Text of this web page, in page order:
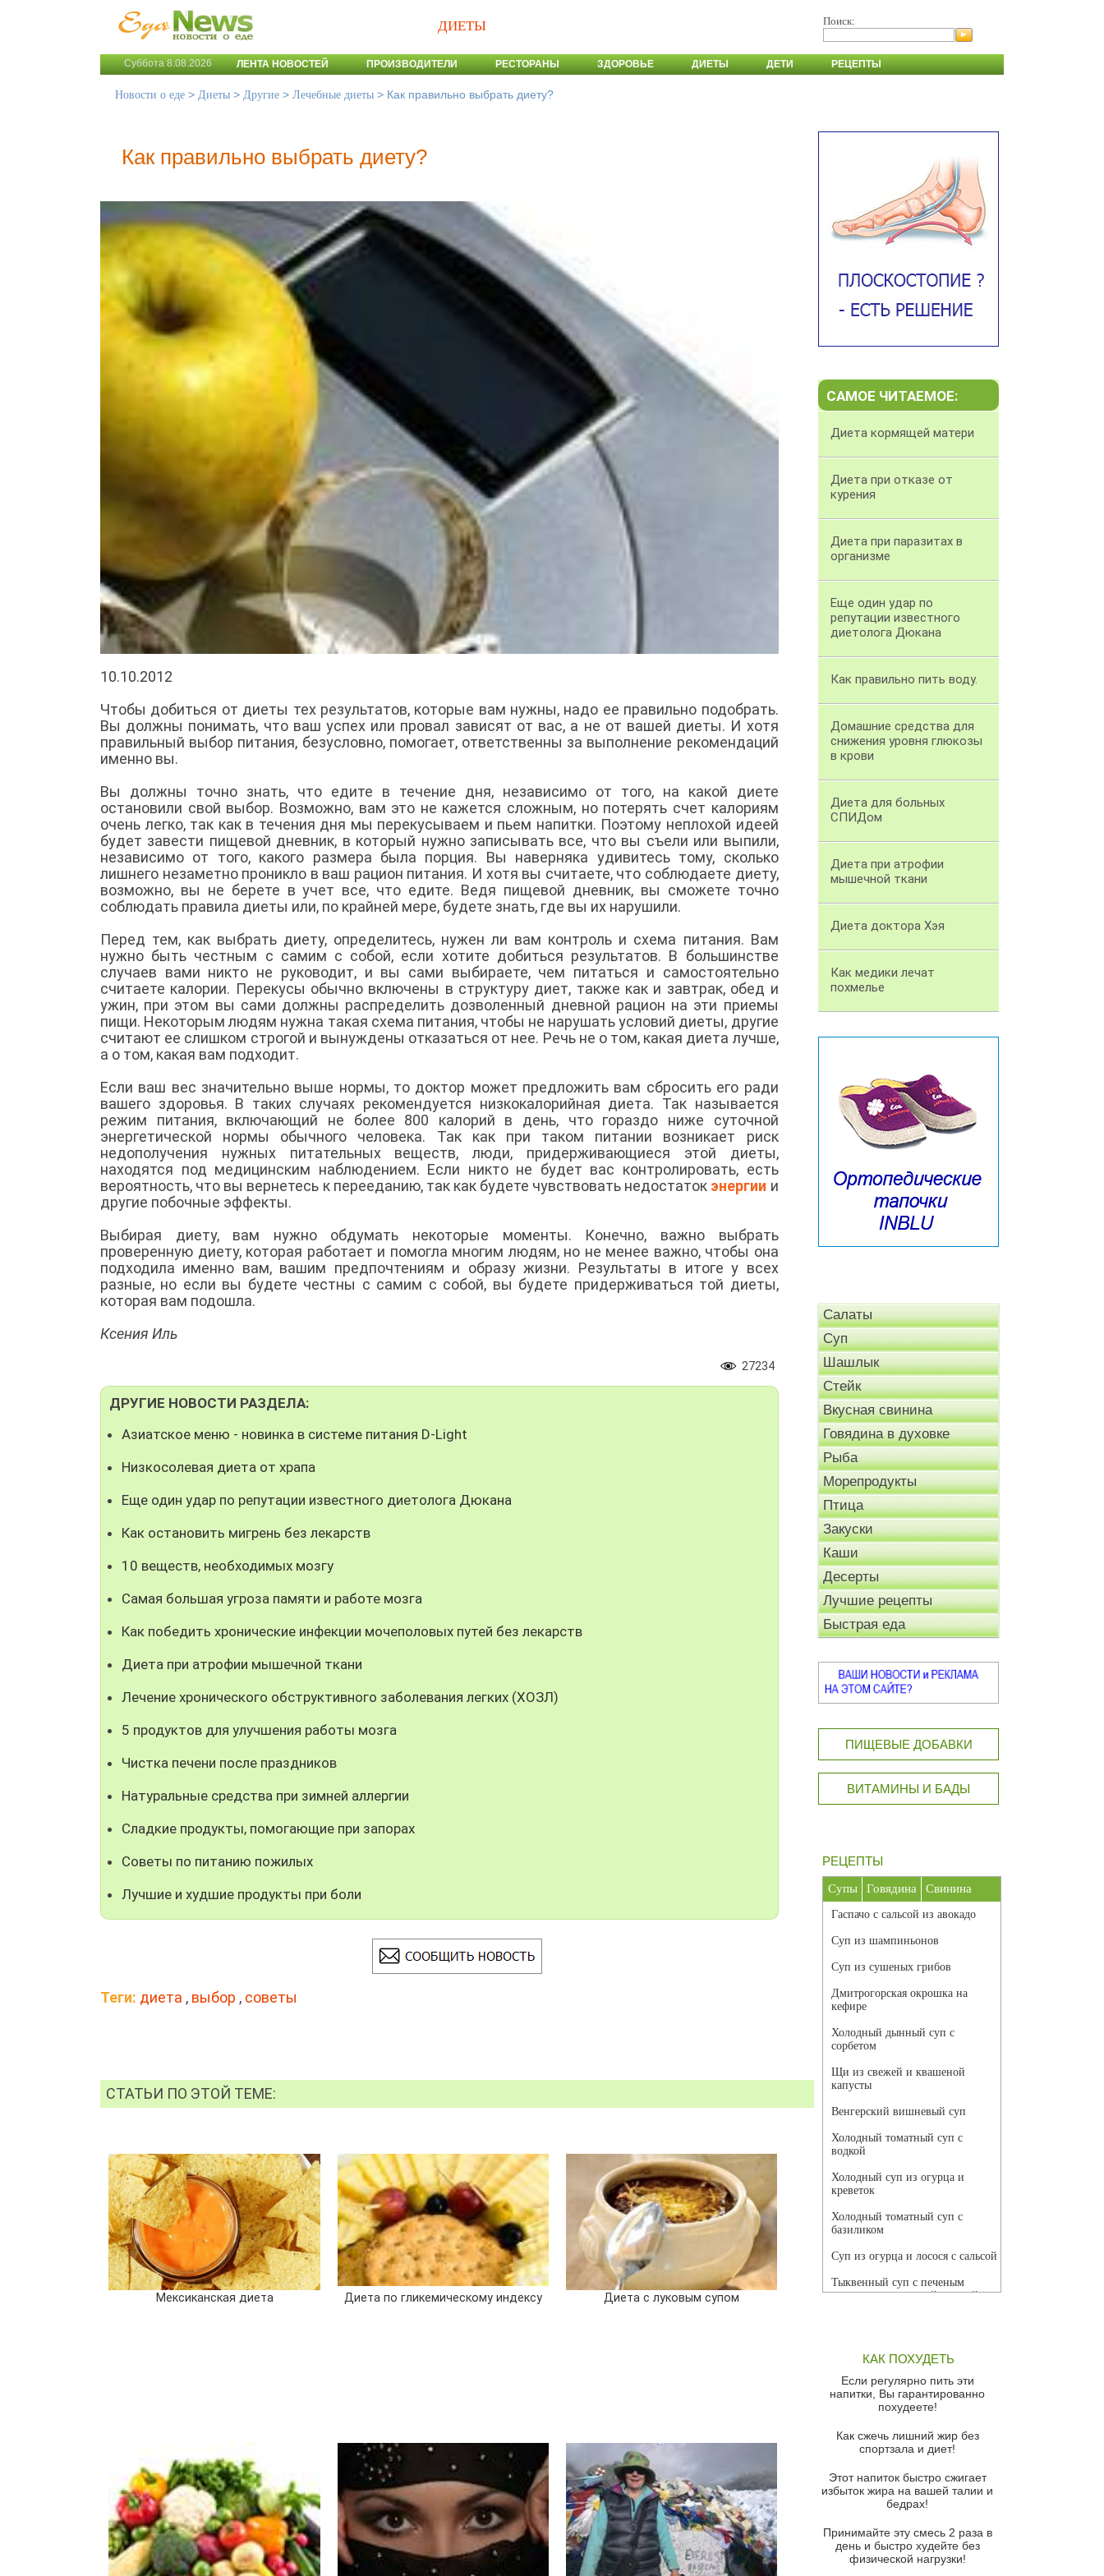
ДИЕТЫ Поиск:
Суббота 8.08.2026 ЛЕНТА НОВОСТЕЙ ПРОИЗВОДИТЕЛИ РЕСТОРАНЫ ЗДОРОВЬЕ ДИЕТЫ ДЕТИ РЕЦЕПТЫ
Новости о еде > Диеты > Другие > Лечебные диеты > Как правильно выбрать диету?
Как правильно выбрать диету?
10.10.2012
Чтобы добиться от диеты тех результатов, которые вам нужны, надо ее правильно подобрать.
Вы должны понимать, что ваш успех или провал зависят от вас, а не от вашей диеты. И хотя
правильный выбор питания, безусловно, помогает, ответственны за выполнение рекомендаций
именно вы.
Вы должны точно знать, что едите в течение дня, независимо от того, на какой диете
остановили свой выбор. Возможно, вам это не кажется сложным, но потерять счет калориям
очень легко, так как в течения дня мы перекусываем и пьем напитки. Поэтому неплохой идеей
будет завести пищевой дневник, в который нужно записывать все, что вы съели или выпили,
независимо от того, какого размера была порция. Вы наверняка удивитесь тому, сколько
лишнего незаметно проникло в ваш рацион питания. И хотя вы считаете, что соблюдаете диету,
возможно, вы не берете в учет все, что едите. Ведя пищевой дневник, вы сможете точно
соблюдать правила диеты или, по крайней мере, будете знать, где вы их нарушили.
Перед тем, как выбрать диету, определитесь, нужен ли вам контроль и схема питания. Вам
нужно быть честным с самим с собой, если хотите добиться результатов. В большинстве
случаев вами никто не руководит, и вы сами выбираете, чем питаться и самостоятельно
считаете калории. Перекусы обычно включены в структуру диет, также как и завтрак, обед и
ужин, при этом вы сами должны распределить дозволенный дневной рацион на эти приемы
пищи. Некоторым людям нужна такая схема питания, чтобы не нарушать условий диеты, другие
считают ее слишком строгой и вынуждены отказаться от нее. Речь не о том, какая диета лучше,
а о том, какая вам подходит.
Если ваш вес значительно выше нормы, то доктор может предложить вам сбросить его ради
вашего здоровья. В таких случаях рекомендуется низкокалорийная диета. Так называется
режим питания, включающий не более 800 калорий в день, что гораздо ниже суточной
энергетической нормы обычного человека. Так как при таком питании возникает риск
недополучения нужных питательных веществ, люди, придерживающиеся этой диеты,
находятся под медицинским наблюдением. Если никто не будет вас контролировать, есть
вероятность, что вы вернетесь к перееданию, так как будете чувствовать недостаток энергии и
другие побочные эффекты.
Выбирая диету, вам нужно обдумать некоторые моменты. Конечно, важно выбрать
проверенную диету, которая работает и помогла многим людям, но не менее важно, чтобы она
подходила именно вам, вашим предпочтениям и образу жизни. Результаты в итоге у всех
разные, но если вы будете честны с самим с собой, вы будете придерживаться той диеты,
которая вам подошла.
Ксения Иль
27234
ДРУГИЕ НОВОСТИ РАЗДЕЛА:
Азиатское меню - новинка в системе питания D-Light
Низкосолевая диета от храпа
Еще один удар по репутации известного диетолога Дюкана
Как остановить мигрень без лекарств
10 веществ, необходимых мозгу
Самая большая угроза памяти и работе мозга
Как победить хронические инфекции мочеполовых путей без лекарств
Диета при атрофии мышечной ткани
Лечение хронического обструктивного заболевания легких (ХОЗЛ)
5 продуктов для улучшения работы мозга
Чистка печени после праздников
Натуральные средства при зимней аллергии
Сладкие продукты, помогающие при запорах
Советы по питанию пожилых
Лучшие и худшие продукты при боли
Теги: диета , выбор , советы
СТАТЬИ ПО ЭТОЙ ТЕМЕ:
Мексиканская диета Диета по гликемическому индексу Диета с луковым супом
САМОЕ ЧИТАЕМОЕ:
Диета кормящей матери
Диета при отказе от
курения
Диета при паразитах в
организме
Еще один удар по
репутации известного
диетолога Дюкана
Как правильно пить воду.
Домашние средства для
снижения уровня глюкозы
в крови
Диета для больных
СПИДом
Диета при атрофии
мышечной ткани
Диета доктора Хэя
Как медики лечат
похмелье
Салаты
Суп
Шашлык
Стейк
Вкусная свинина
Говядина в духовке
Рыба
Морепродукты
Птица
Закуски
Каши
Десерты
Лучшие рецепты
Быстрая еда
ПИЩЕВЫЕ ДОБАВКИ
ВИТАМИНЫ И БАДЫ
РЕЦЕПТЫ
Супы Говядина Свинина
Гаспачо с сальсой из авокадо
Суп из шампиньонов
Суп из сушеных грибов
Дмитрогорская окрошка на
кефире
Холодный дынный суп с
сорбетом
Щи из свежей и квашеной
капусты
Венгерский вишневый суп
Холодный томатный суп с
водкой
Холодный суп из огурца и
креветок
Холодный томатный суп с
базиликом
Суп из огурца и лосося с сальсой
Тыквенный суп с печеным
чесноком и томатной сальсой
красного перца
Парижский луковый суп
Суп из спаржи и горошка с
Суп-крем из цветной капусты
Французский луковый суп
Суп из баклажанов с моцареллой
Грибной крем-суп с кростини с
козьим сыром
КАК ПОХУДЕТЬ
Если регулярно пить эти
напитки, Вы гарантированно
похудеете!
Как сжечь лишний жир без
спортзала и диет!
Этот напиток быстро сжигает
избыток жира на вашей талии и
бедрах!
Принимайте эту смесь 2 раза в
день и быстро худейте без
физической нагрузки!